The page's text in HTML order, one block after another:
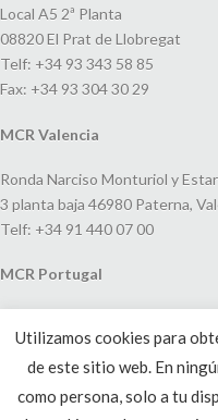
Local A5 2ª Planta
08820 El Prat de Llobregat
Telf: +34 93 343 58 85
Fax: +34 93 304 30 29
MCR Valencia
Ronda Narciso Monturiol y
3 planta baja 46980 Paterna,
Telf: +34 91 440 07 00
MCR Portugal
João V, 24
1250-091 Lisboa, Portugal
Telf: +351 220 993 033
Utilizamos cookies para
de este sitio web. En
como persona, solo a tu